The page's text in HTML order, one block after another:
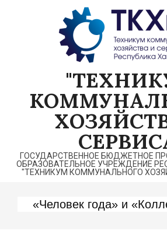
ГОСУДАРСТВЕННОЕ БЮДЖЕТНОЕ
ОБРАЗОВАТЕЛЬНОЕ УЧРЕЖДЕНИЕ
"ТЕХНИКУМ КОММУНАЛЬНОГО
«Человек года» и